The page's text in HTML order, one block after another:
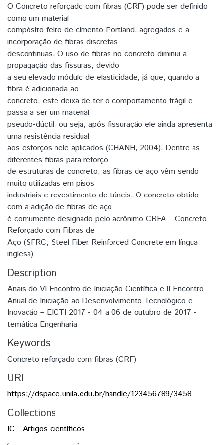
O Concreto reforçado com fibras (CRF) pode ser definido
como um material
compósito feito de cimento Portland, agregados e a
incorporação de fibras discretas
descontinuas. O uso de fibras no concreto diminui a
propagação das fissuras, devido
a seu elevado módulo de elasticidade, já que, quando a
fibra é adicionada ao
concreto, este deixa de ter o comportamento frágil e
passa a ser um material
pseudo-dúctil, ou seja, após fissuração ele ainda apresenta
uma resistência residual
aos esforços nele aplicados (CHANH, 2004). Dentre as
diferentes fibras para reforço
de estruturas de concreto, as fibras de aço vêm sendo
muito utilizadas em pisos
industriais e revestimento de túneis. O concreto obtido
com a adição de fibras de aço
é comumente designado pelo acrônimo CRFA – Concreto
Reforçado com Fibras de
Aço (SFRC, Steel Fiber Reinforced Concrete em língua
inglesa)
Description
Anais do VI Encontro de Iniciação Científica e II Encontro
Anual de Iniciação ao Desenvolvimento Tecnológico e
Inovação – EICTI 2017 - 04 a 06 de outubro de 2017 -
temática Engenharia
Keywords
Concreto reforçado com fibras (CRF)
URI
https://dspace.unila.edu.br/handle/123456789/3458
Collections
IC - Artigos científicos